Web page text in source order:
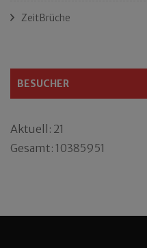
ZeitBrüche
BESUCHER
Aktuell: 21
Gesamt: 10385951